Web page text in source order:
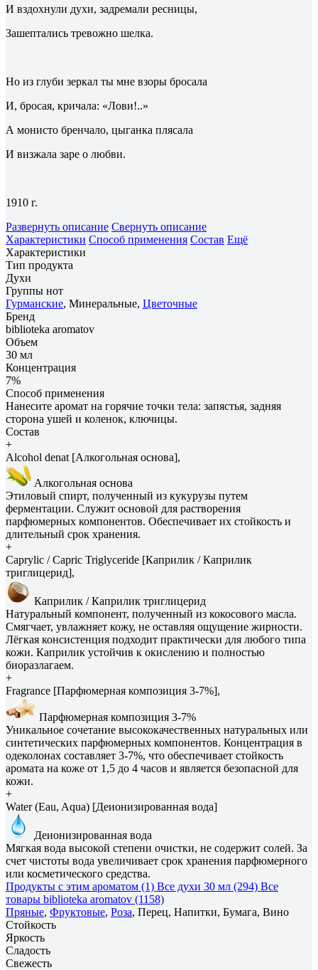
И вздохнули духи, задремали ресницы,
Зашептались тревожно шелка.
Но из глуби зеркал ты мне взоры бросала
И, бросая, кричала: «Лови!..»
А монисто бренчало, цыганка плясала
И визжала заре о любви.
1910 г.
Развернуть описание Свернуть описание
Характеристики Способ применения Состав Ещё
Характеристики
Тип продукта
Духи
Группы нот
Гурманские, Минеральные, Цветочные
Бренд
biblioteka aromatov
Объем
30 мл
Концентрация
7%
Способ применения
Нанесите аромат на горячие точки тела: запястья, задняя
сторона ушей и коленок, ключицы.
Состав
+
Alcohol denat [Алкогольная основа],
Алкогольная основа
Этиловый спирт, полученный из кукурузы путем
ферментации. Служит основой для растворения
парфюмерных компонентов. Обеспечивает их стойкость и
длительный срок хранения.
+
Caprylic / Capric Triglyceride [Каприлик / Каприлик
триглицерид],
Каприлик / Каприлик триглицерид
Натуральный компонент, полученный из кокосового масла.
Смягчает, увлажняет кожу, не оставляя ощущение жирности.
Лёгкая консистенция подходит практически для любого типа
кожи. Каприлик устойчив к окислению и полностью
биоразлагаем.
+
Fragrance [Парфюмерная композиция 3-7%],
Парфюмерная композиция 3-7%
Уникальное сочетание высококачественных натуральных или
синтетических парфюмерных компонентов. Концентрация в
одеколонах составляет 3-7%, что обеспечивает стойкость
аромата на коже от 1,5 до 4 часов и является безопасной для
кожи.
+
Water (Eau, Aqua) [Деионизированная вода]
Деионизированная вода
Мягкая вода высокой степени очистки, не содержит солей. За
счет чистоты вода увеличивает срок хранения парфюмерного
или косметического средства.
Продукты с этим ароматом (1) Все духи 30 мл (294) Все
товары biblioteka aromatov (1158)
Пряные, Фруктовые, Роза, Перец, Напитки, Бумага, Вино
Стойкость
Яркость
Сладость
Свежесть